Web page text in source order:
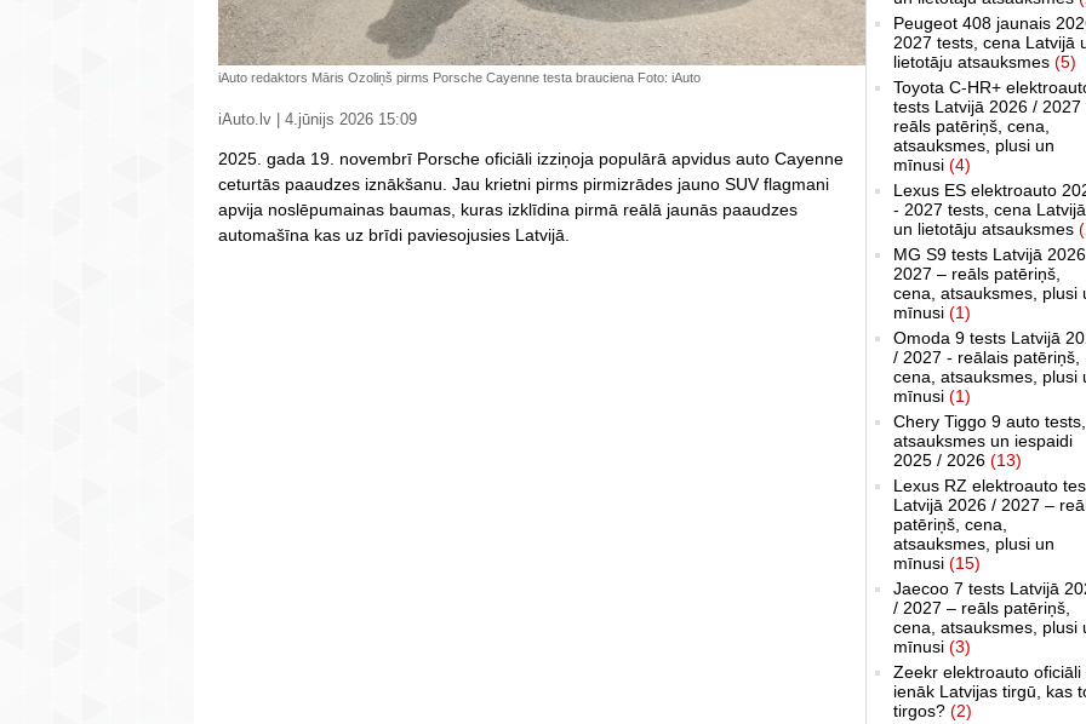
iAuto redaktors Māris Ozoliņš pirms Porsche Cayenne testa brauciena Foto: iAuto
iAuto.lv | 4.jūnijs 2026 15:09
2025. gada 19. novembrī Porsche oficiāli izziņoja populārā apvidus auto Cayenne
ceturtās paaudzes iznākšanu. Jau krietni pirms pirmizrādes jauno SUV flagmani
apvija noslēpumainas baumas, kuras izklīdina pirmā reālā jaunās paaudzes
automašīna kas uz brīdi paviesojusies Latvijā.
Peugeot 408 jaunais
2027 tests, cena Latvijā
lietotāju atsauksmes (5)
Toyota C-HR+
tests Latvijā 2026 / 2027
reāls patēriņš, cena,
atsauksmes, plusi un
mīnusi (4)
Lexus ES elektroauto
- 2027 tests, cena Latvijā
un lietotāju atsauksmes
MG S9 tests Latvijā
2027 – reāls patēriņš,
cena, atsauksmes, plusi
mīnusi (1)
Omoda 9 tests Latvijā
/ 2027 - reālais patēriņš,
cena, atsauksmes, plusi
mīnusi (1)
Chery Tiggo 9 auto tests,
atsauksmes un iespaidi
2025 / 2026 (13)
Lexus RZ elektroauto
Latvijā 2026 / 2027 –
patēriņš, cena,
atsauksmes, plusi un
mīnusi (15)
Jaecoo 7 tests Latvijā
/ 2027 – reāls patēriņš,
cena, atsauksmes, plusi
mīnusi (3)
Zeekr elektroauto oficiāli
ienāk Latvijas tirgū, kas
tirgos? (2)